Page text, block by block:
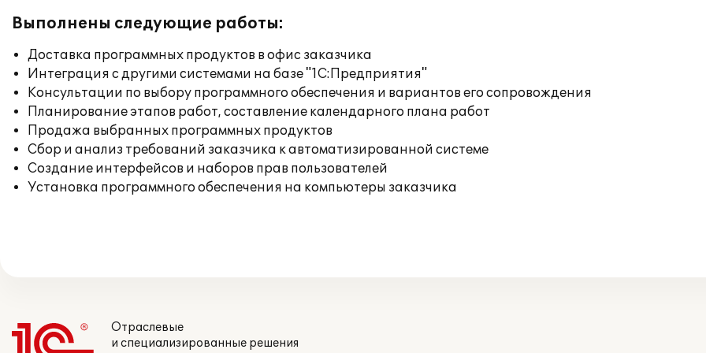
Выполнены следующие работы:
Доставка программных продуктов в офис заказчика
Интеграция с другими системами на базе "1С:Предприятия"
Консультации по выбору программного обеспечения и вариантов его сопровождения
Планирование этапов работ, составление календарного плана работ
Продажа выбранных программных продуктов
Сбор и анализ требований заказчика к автоматизированной системе
Создание интерфейсов и наборов прав пользователей
Установка программного обеспечения на компьютеры заказчика
Отраслевые
и специализированные решения